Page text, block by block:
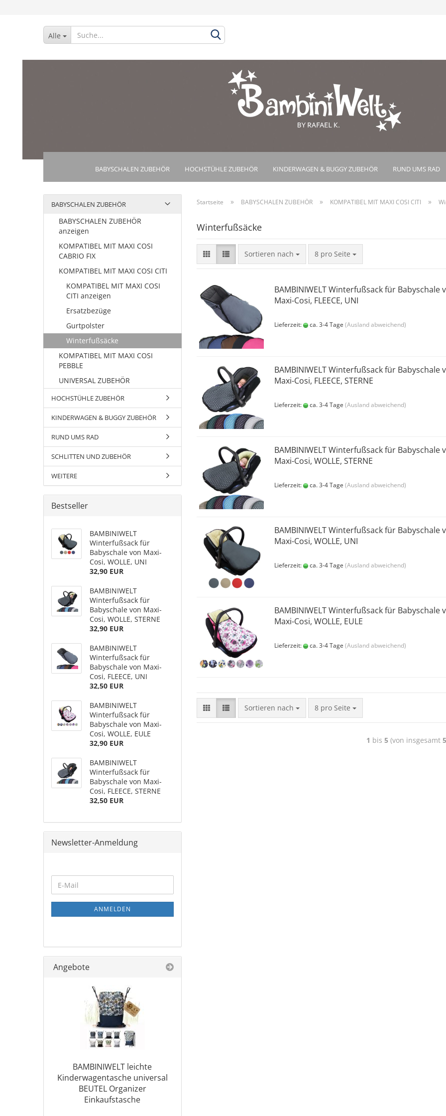
Alle
BABYSCHALEN ZUBEHÖR HOCHSTÜHLE ZUBEHÖR KINDERWAGEN & BUGGY ZUBEHÖR RUND UMS RAD
Startseite » BABYSCHALEN ZUBEHÖR » KOMPATIBEL MIT MAXI COSI CITI »
Winterfußsäcke
Sortieren nach 8 pro Seite
BAMBINIWELT Winterfußsack für Babyschale
Maxi-Cosi, FLEECE, UNI
Lieferzeit: ca. 3-4 Tage (Ausland abweichend)
BAMBINIWELT Winterfußsack für Babyschale
Maxi-Cosi, FLEECE, STERNE
Lieferzeit: ca. 3-4 Tage (Ausland abweichend)
BAMBINIWELT Winterfußsack für Babyschale
Maxi-Cosi, WOLLE, STERNE
Lieferzeit: ca. 3-4 Tage (Ausland abweichend)
BAMBINIWELT Winterfußsack für Babyschale
Maxi-Cosi, WOLLE, UNI
Lieferzeit: ca. 3-4 Tage (Ausland abweichend)
BAMBINIWELT Winterfußsack für Babyschale
Maxi-Cosi, WOLLE, EULE
Lieferzeit: ca. 3-4 Tage (Ausland abweichend)
Sortieren nach 8 pro Seite
1 bis 5(von insgesamt 5
BABYSCHALEN ZUBEHÖR
BABYSCHALEN ZUBEHÖR
anzeigen
KOMPATIBEL MIT MAXI COSI
CABRIO FIX
KOMPATIBEL MIT MAXI COSI CITI
KOMPATIBEL MIT MAXI COSI
CITI anzeigen
Ersatzbezüge
Gurtpolster
Winterfußsäcke
KOMPATIBEL MIT MAXI COSI
PEBBLE
UNIVERSAL ZUBEHÖR
HOCHSTÜHLE ZUBEHÖR
KINDERWAGEN & BUGGY ZUBEHÖR
RUND UMS RAD
SCHLITTEN UND ZUBEHÖR
WEITERE
Bestseller
BAMBINIWELT
Winterfußsack für
Babyschale von Maxi-
Cosi, WOLLE, UNI
32,90 EUR
BAMBINIWELT
Winterfußsack für
Babyschale von Maxi-
Cosi, WOLLE, STERNE
32,90 EUR
BAMBINIWELT
Winterfußsack für
Babyschale von Maxi-
Cosi, FLEECE, UNI
32,50 EUR
BAMBINIWELT
Winterfußsack für
Babyschale von Maxi-
Cosi, WOLLE, EULE
32,90 EUR
BAMBINIWELT
Winterfußsack für
Babyschale von Maxi-
Cosi, FLEECE, STERNE
32,50 EUR
Newsletter-Anmeldung
ANMELDEN
Angebote
BAMBINIWELT leichte
Kinderwagentasche universal
BEUTEL Organizer
Einkaufstasche